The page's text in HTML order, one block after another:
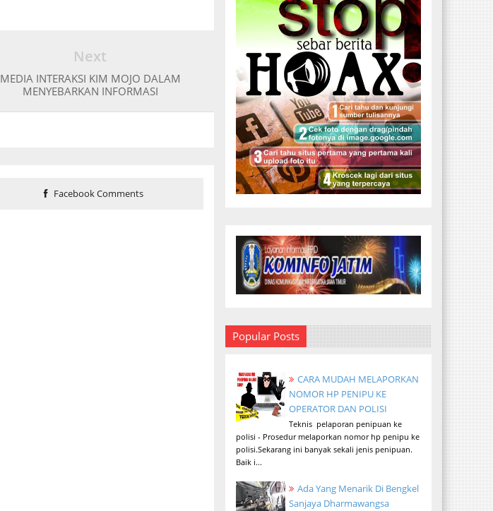
Next
MEDIA INTERAKSI KIM MOJO DALAM
MENYEBARKAN INFORMASI
Facebook Comments
Popular Posts
CARA MUDAH MELAPORKAN
NOMOR HP PENIPU KE
OPERATOR DAN POLISI
Teknis pelaporan penipuan ke
polisi - Prosedur melaporkan nomor hp penipu ke
polisi.Sekarang ini banyak sekali jenis penipuan.
Baik i...
Ada Yang Menarik Di Bengkel
Sanjaya Dharmawangsa